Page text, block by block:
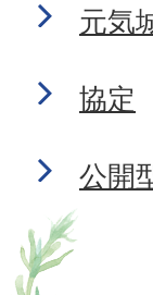
元気
協定
公開